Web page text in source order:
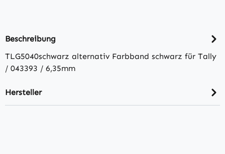
Beschreibung
TLG5040schwarz alternativ Farbband schwarz für Tally
/ 043393 / 6,35mm
Hersteller